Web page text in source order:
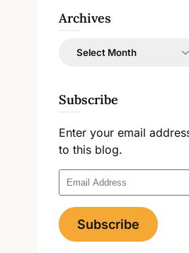
Archives
Archives
Subscribe
Enter your email
to this blog.
Email
Address
Subscribe